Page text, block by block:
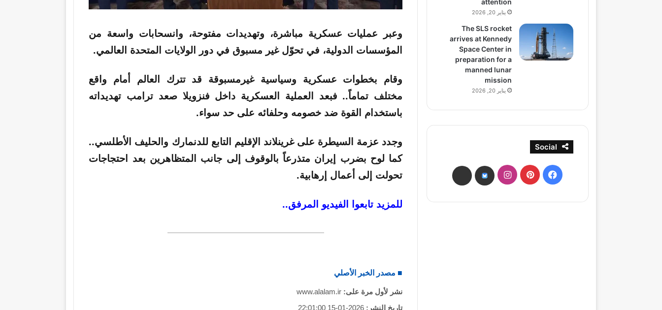
وعبر عمليات عسكرية مباشرة، وتهديدات مفتوحة، وانسحابات واسعة من
المؤسسات الدولية، في تحوّل غير مسبوق في دور الولايات المتحدة العالمي.
وقام بخطوات عسكرية وسياسية غيرمسبوقة قد تترك العالم أمام واقع
مختلف تماماً.. فبعد العملية العسكرية داخل فنزويلا صعد ترامب تهديداته
باستخدام القوة ضد خصومه وحلفائه على حد سواء.
وجدد عزمة السيطرة على غرينلاند الإقليم التابع للدنمارك والحليف الأطلسي..
كما لوح بضرب إيران متذرعاً بالوقوف إلى جانب المتظاهرين بعد احتجاجات
تحولت إلى أعمال إرهابية.
للمزيد تابعوا الفيديو المرفق..
■ مصدر الخبر الأصلي
نشر لأول مرة على: www.alalam.ir
تاريخ النشر: 2026-01-15 22:01:00
attention
يناير 20, 2026
The SLS rocket
arrives at Kennedy
Space Center in
preparation for a
manned lunar
mission
يناير 20, 2026
Social
فيسبوكبينتيريستانستقرامbsky
threads